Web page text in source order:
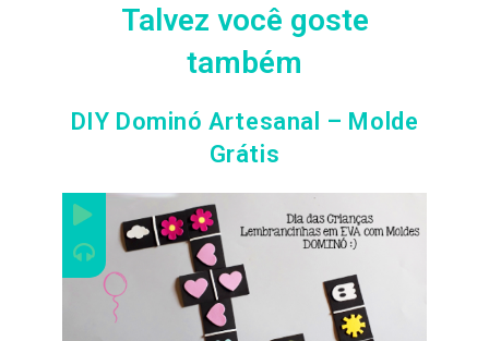
Talvez você goste
também
DIY Dominó Artesanal – Molde
Grátis